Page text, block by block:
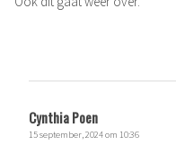
Cynthia Poen
15 september, 2024 om 10:36